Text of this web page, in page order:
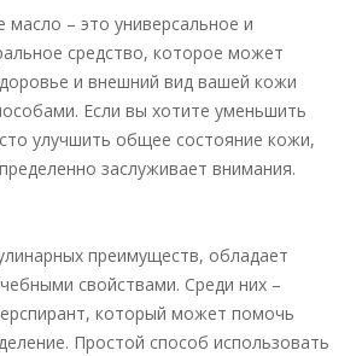
– это универсальное и
средство, которое может
и внешний вид вашей кожи
Если вы хотите уменьшить
улучшить общее состояние кожи,
заслуживает внимания.
преимуществ, обладает
свойствами. Среди них –
который может помочь
Простой способ использовать